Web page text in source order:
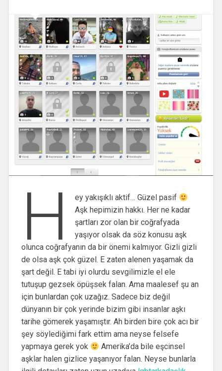
H
ey yakışıklı aktif… Güzel pasif
Aşk hepimizin hakkı. Her ne kadar
şartları zor olan bir coğrafyada
yaşıyor olsak da söz konusu aşk
olunca coğrafyanın da bir önemi kalmıyor. Gizli gizli
de olsa aşk çok güzel. E zaten alenen yaşamak da
şart değil. E tabi iyi olurdu sevgilimizle el ele
tutuşup gezsek öpüşsek falan. Ama maalesef şu an
için bunlardan çok uzağız. Sadece biz değil
dünyanın bir çok yerinde bizim gibi insanlar aşkı
tarihe gömerek yaşamıştır. Ah birden bire çok acı bir
şey söylediğimi fark ettim ama neyse felsefe
yapmaya gerek yok
Amerika’da bile eşcinsel
aşklar halen gizlice yaşanıyor falan. Neyse bunlarla